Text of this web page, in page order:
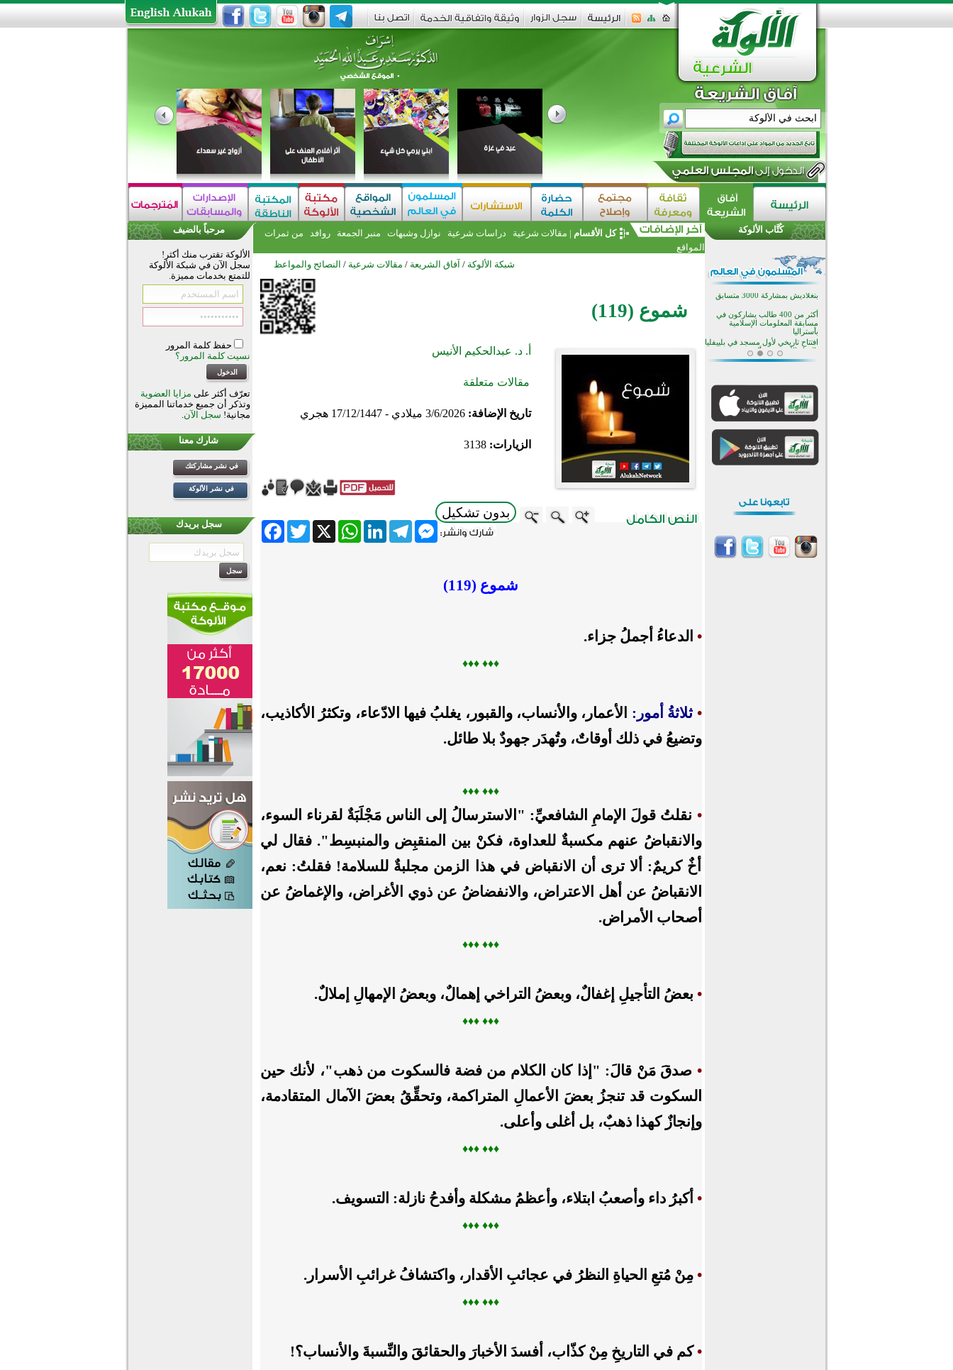
كل الأقسام | مقالات شرعية دراسات شرعية نوازل وشبهات منبر الجمعة روافد
من ثمرات
المواقع
شبكة الألوكة / آفاق الشريعة / مقالات شرعية / النصائح والمواعظ
شموع (119)
أ. د. عبدالحكيم الأنيس
مقالات متعلقة
تاريخ الإضافة:3/6/2026 ميلادي - 17/12/1447 هجري
الزيارات:3138
بدون تشكيل
FacebookTwitter X
WhatsAppLinkedInTelegram
Messenger
شموع (119)
• الدعاءُ أجملُ جزاء.
♦♦
♦ ♦
♦♦
• ثلاثةُ أمور: الأعمار، والأنساب، والقبور، يغلبُ فيها الادّعاء، وتكثرُ الأكاذيب،
وتضيعُ في ذلك أوقاتٌ، وتُهدَر جهودٌ بلا طائل.
♦♦
♦ ♦
♦♦
• نقلتُ قولَ الإمامِ الشافعيِّ: "الاسترسالُ إلى الناس مَجْلَبَةٌ لقرناء السوء،
والانقباضُ عنهم مكسبةٌ للعداوة، فكنْ بين المنقبِض والمنبسِط". فقال لي
أخٌ كريمٌ: ألا ترى أن الانقباض في هذا الزمن مجلبةٌ للسلامة! فقلتُ: نعم،
الانقباضُ عن أهل الاعتراض، والانفضاضُ عن ذوي الأغراض، والإغماضُ عن
أصحاب الأمراض.
♦♦
♦ ♦
♦♦
• بعضُ التأجيلِ إغفالٌ، وبعضُ التراخي إهمالٌ، وبعضُ الإمهالِ إملالٌ.
♦♦
♦ ♦
♦♦
• صدقَ مَنْ قالَ: "إذا كان الكلام من فضة فالسكوت من ذهب"، لأنك حين
السكوت قد تنجزُ بعضَ الأعمالِ المتراكمة، وتحقِّقُ بعضَ الآمال المتقادمة،
وإنجازٌ كهذا ذهبٌ، بل أغلى وأعلى.
♦♦
♦ ♦
♦♦
• أكبرُ داء وأصعبُ ابتلاء، وأعظمُ مشكلة وأفدحُ نازلة: التسويف.
♦♦
♦ ♦
♦♦
•مِنْ مُتعِ الحياةِ النظرُ في عجائبِ الأقدار، واكتشافُ غرائبِ الأسرار.
♦♦
♦ ♦
♦♦
•كم في التاريخِ مِنْ كذّاب، أفسدَ الأخبارَ والحقائقَ والنِّسبةَ والأنساب؟!
مرحباً بالضيف
الألوكة تقترب منك أكثر!
سجل الآن في شبكة الألوكة
للتمتع بخدمات مميزة.
حفظ كلمة المرور
نسيت كلمة المرور؟
تعرّف أكثر على مزايا العضوية
وتذكر أن جميع خدماتنا المميزة
مجانية! سجل الآن.
شارك معنا
في نشر مشاركتك
في نشر الألوكة
سجل بريدك
كُتَّاب الألوكة
اختتام الدورة التاسعة لمسابقة حفظ
وتلاوة القرآن الكريم في أزناكاييف
تيسليتش تختتم برنامجا تعليميا لتعزيز
القيم وبناء الشخصية للشباب
المسلمين
اختتام منافسات قرآنية متميزة في
أكثر من 400 طالب يشاركون في
مسابقة المعلومات الإسلامية
بأستراليا
افتتاح تاريخي لأول مسجد في بلييفليا
منطقة ريبوفسي تحتفل بميلاد
مسجد جديد في أجواء إيمانية مميزة
أكبر مشروع إسلامي في ريف
أستراليا يفتتح أبوابه بعد سنوات من
الصيفية للمسلمين في بينزا
وساراتوف وموردوفيا هذا العام
اختتام الدورة التاسعة لمسابقة حفظ
وتلاوة القرآن الكريم في أزناكاييف
تيسليتش تختتم برنامجا تعليميا لتعزيز
القيم وبناء الشخصية للشباب
المسلمين
اختتام منافسات قرآنية متميزة في
مسابقة المعلومات الإسلامية